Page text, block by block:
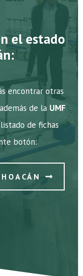
el estado
encontrar otras
de la UMF
de fichas
botón: